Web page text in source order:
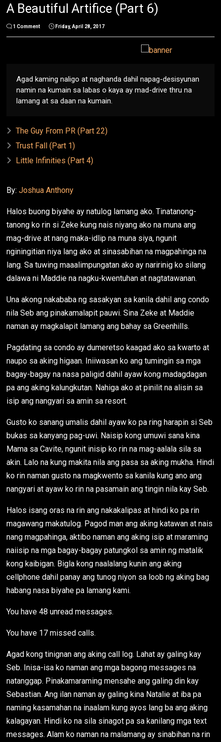
A Beautiful Artifice (Part 6)
1 Comment Friday, April 28, 2017
Agad kaming naligo at naghanda dahil napag-desisyunan
namin na kumain sa labas o kaya ay mad-drive thru na
lamang at sa daan na kumain.
The Guy From PR (Part 22)
Trust Fall (Part 1)
Little Infinities (Part 4)
By:Joshua Anthony
Halos buong biyahe ay natulog lamang ako. Tinatanong-
tanong ko rin si Zeke kung nais niyang ako na muna ang
mag-drive at nang maka-idlip na muna siya, ngunit
nginingitian niya lang ako at sinasabihan na magpahinga na
lang. Sa tuwing maaalimpungatan ako ay naririnig ko silang
dalawa ni Maddie na nagku-kwentuhan at nagtatawanan.
Una akong nakababa ng sasakyan sa kanila dahil ang condo
nila Seb ang pinakamalapit pauwi. Sina Zeke at Maddie
naman ay magkalapit lamang ang bahay sa Greenhills.
Pagdating sa condo ay dumeretso kaagad ako sa kwarto at
naupo sa aking higaan. Iniiwasan ko ang tumingin sa mga
bagay-bagay na nasa paligid dahil ayaw kong madagdagan
pa ang aking kalungkutan. Nahiga ako at pinilit na alisin sa
isip ang nangyari sa amin sa resort.
Gusto ko sanang umalis dahil ayaw ko pa ring harapin si Seb
bukas sa kanyang pag-uwi. Naisip kong umuwi sana kina
Mama sa Cavite, ngunit inisip ko rin na mag-aalala sila sa
akin. Lalo na kung makita nila ang pasa sa aking mukha. Hindi
ko rin naman gusto na magkwento sa kanila kung ano ang
nangyari at ayaw ko rin na pasamain ang tingin nila kay Seb.
Halos isang oras na rin ang nakakalipas at hindi ko pa rin
magawang makatulog. Pagod man ang aking katawan at nais
nang magpahinga, aktibo naman ang aking isip at maraming
naiisip na mga bagay-bagay patungkol sa amin ng matalik
kong kaibigan. Bigla kong naalalang kunin ang aking
cellphone dahil panay ang tunog niyon sa loob ng aking bag
habang nasa biyahe pa lamang kami.
You have 48 unread messages.
You have 17 missed calls.
Agad kong tinignan ang aking call log. Lahat ay galing kay
Seb. Inisa-isa ko naman ang mga bagong messages na
natanggap. Pinakamaraming mensahe ang galing din kay
Sebastian. Ang ilan naman ay galing kina Natalie at iba pa
naming kasamahan na inaalam kung ayos lang ba ang aking
kalagayan. Hindi ko na sila sinagot pa sa kanilang mga text
messages. Alam ko naman na malamang ay sinabihan na rin